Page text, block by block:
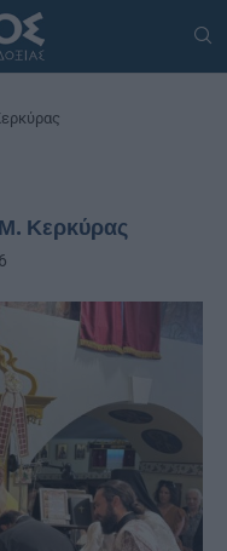
Μ. Κερκύρας